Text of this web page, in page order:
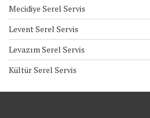
Mecidiye Serel Servis
Levent Serel Servis
Levazım Serel Servis
Kültür Serel Servis